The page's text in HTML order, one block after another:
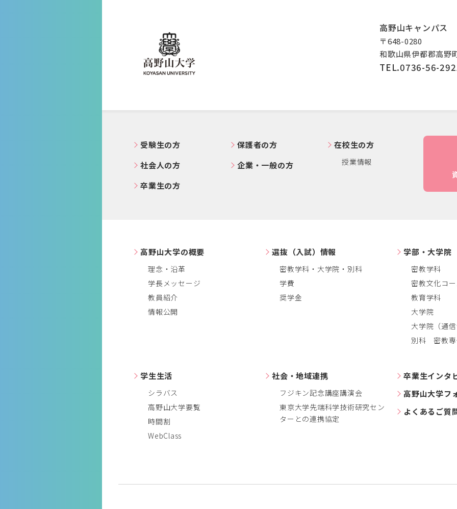
高野山キャンパス
〒648-0280
和歌山県伊都郡高野
TEL.0736-56-
受験生の方
社会人の方
卒業生の方
保護者の方
企業・一般の方
在校生の方
授業情報
高野山大学の概要
理念・沿革
学長メッセージ
教員紹介
情報公開
選抜（入試）情報
密教学科・大学院・別科
学費
奨学金
学部・大学院
密教学科
密教文化コ
教育学科
大学院
大学院（通
別科 密教専
学生生活
シラバス
高野山大学要覧
時間割
WebClass
社会・地域連携
フジキン記念講座講演会
東京大学先端科学技術研究セン
ターとの連携協定
卒業生インタ
高野山大学フ
よくあるご質